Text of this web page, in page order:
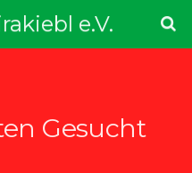
e.V.
Gesucht